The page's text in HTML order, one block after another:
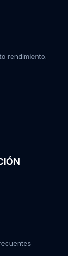
rendimiento.